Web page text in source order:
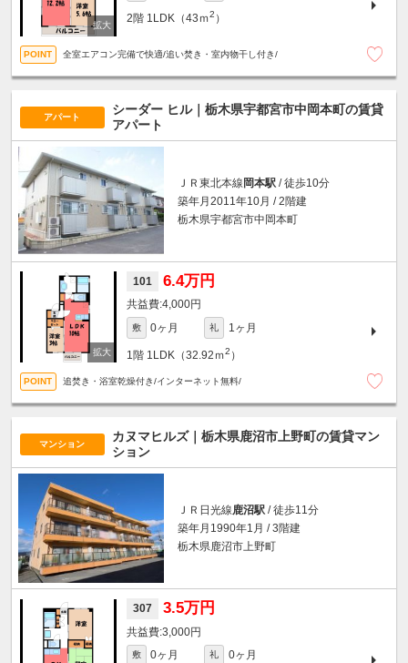
2階 1LDK（43ｍ2 ）
全室エアコン完備で快適/追い焚き・室内物干し付き/
アパート
シーダー ヒル｜栃木県宇都宮市中岡本町の賃貸
アパート
ＪＲ東北本線岡本駅 / 徒歩10分
築年月2011年10月 / 2階建
栃木県宇都宮市中岡本町
101 6.4万円
4,000円
敷 0ヶ月 礼 1ヶ月
1階 1LDK（32.92ｍ2 ）
追焚き・浴室乾燥付き/インターネット無料/
マンション
カヌマヒルズ｜栃木県鹿沼市上野町の賃貸マン
ション
ＪＲ日光線鹿沼駅 / 徒歩11分
築年月1990年1月 / 3階建
栃木県鹿沼市上野町
307 3.5万円
3,000円
敷 0ヶ月 礼 0ヶ月